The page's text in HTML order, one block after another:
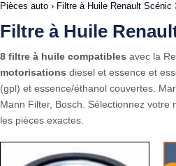
Pièces auto › Filtre à Huile Renault Scénic
Filtre à Huile
8 filtre à huile compatibles avec la
motorisations diesel et essence et
(gpl) et essence/éthanol couvertes.
Mann Filter, Bosch. Sélectionnez votre
les pièces exactes.